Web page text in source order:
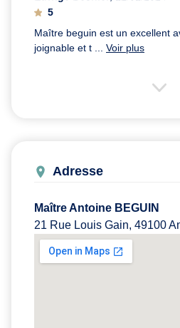
5
Maître beguin est un excellent
joignable et t ... Voir plus
Adresse
Maître Antoine BEGUIN
21 Rue Louis Gain, 49100